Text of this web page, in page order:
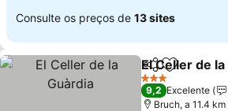
Consulte os preços de 13 sites
PartilharAdicionar
El Celler de
3 Estrelas
9,2 Excelente
Bruch, a 11.4